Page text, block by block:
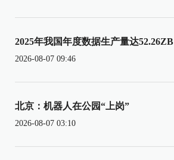
2025年我国年度数据生产量达52.26ZB
2026-08-07 09:46
北京：机器人在公园“上岗”
2026-08-07 03:10